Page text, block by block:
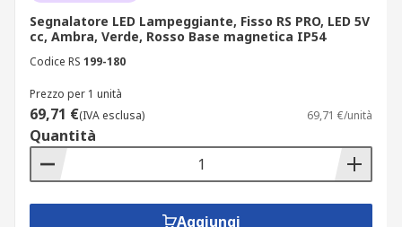
Segnalatore LED Lampeggiante, Fisso RS PRO, LED 5V
cc, Ambra, Verde, Rosso Base magnetica IP54
Codice RS 199-180
Prezzo per 1 unità
69,71 €(IVA esclusa) 69,71 €/unità
Quantità
Aggiungi